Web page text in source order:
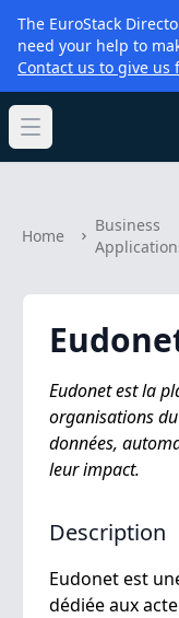
The EuroStack
need your help to
Contact us to give us
Open main menu
Home
Business
Eudonet est la
organisations
données,
leur impact.
Description
Eudonet est
dédiée aux